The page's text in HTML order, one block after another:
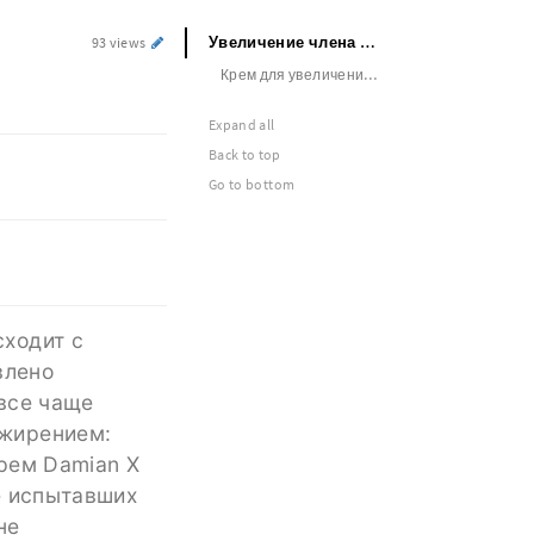
93 views
с
чаще
Damian X
испытавших
Увеличение члена счетом
Крем для увеличения члена побочные эффекты
Expand all
Back to top
Go to bottom